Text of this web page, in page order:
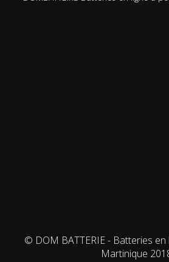
© DOM BATTERIE - Batteries en
Martinique